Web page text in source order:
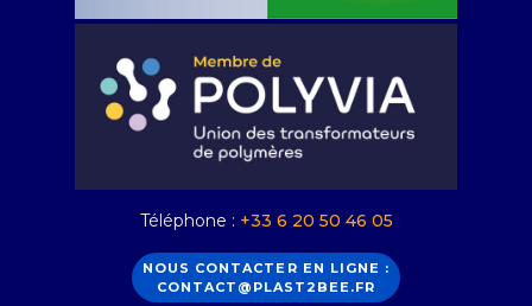
Téléphone : +33 6 20 50 46 05
NOUS CONTACTER EN LIGNE :
CONTACT@PLAST2BEE.FR